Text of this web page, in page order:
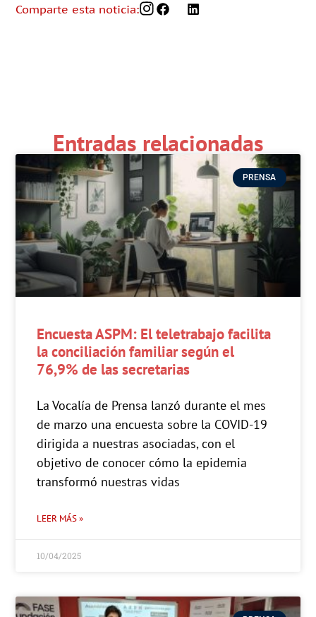
Comparte esta noticia:
Entradas relacionadas
PRENSA
Encuesta ASPM: El teletrabajo facilita
la conciliación familiar según el
76,9% de las secretarias
La Vocalía de Prensa lanzó durante el mes
de marzo una encuesta sobre la COVID-19
dirigida a nuestras asociadas, con el
objetivo de conocer cómo la epidemia
transformó nuestras vidas
LEER MÁS »
10/04/2025